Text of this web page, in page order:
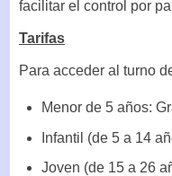
facilitar el control por
Tarifas
Para acceder al turno
Menor de 5 años:
Infantil (de 5 a 14
Joven (de 15 a 26